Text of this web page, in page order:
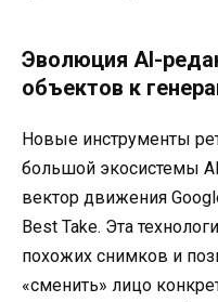
Эволюция AI-
объектов к
Новые инструменты
большой экосистемы
вектор движения
Best Take. Эта
похожих снимков и
«сменить» лицо